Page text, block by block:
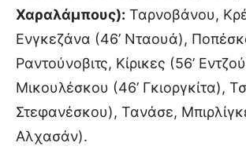
Χαραλάμπους): Ταρνοβάνου,
Ενγκεζάνα (46’ Νταουά),
Ραντούνοβιτς, Κίρικες (56’
Μικουλέσκου (46’ Γκιοργκίτα),
Στεφανέσκου), Τανάσε,
Αλχασάν).